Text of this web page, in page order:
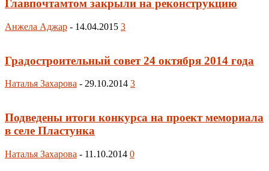
Главпочтамтом закрыли на реконструкцию
Анжела Аджар - 14.04.2015 3
Градостроительный совет 24 октября 2014 года
Наталья Захарова - 29.10.2014 3
Подведены итоги конкурса на проект мемориала
в селе Пластунка
Наталья Захарова - 11.10.2014 0